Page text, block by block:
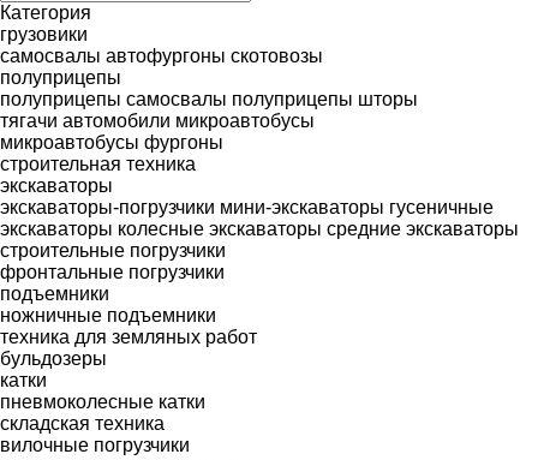
Категория
грузовики
самосвалы автофургоны скотовозы
полуприцепы
полуприцепы самосвалы полуприцепы шторы
тягачи автомобили микроавтобусы
микроавтобусы фургоны
строительная техника
экскаваторы
экскаваторы-погрузчики мини-экскаваторы гусеничные
экскаваторы колесные экскаваторы средние экскаваторы
строительные погрузчики
фронтальные погрузчики
подъемники
ножничные подъемники
техника для земляных работ
бульдозеры
катки
пневмоколесные катки
складская техника
вилочные погрузчики